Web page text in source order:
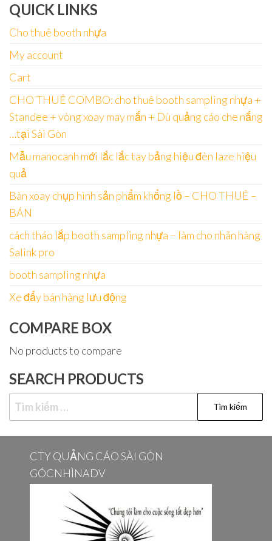
QUICK LINKS
Cho thuê booth nhựa
My account
Cart
CHO THUÊ COMBO: cho thuê booth sampling nhựa +
Standee + vòng xoay may mắn + Dù quảng cáo che nắng
…tại Sài Gòn
Mẫu manocanh mới lắc lắc tay bảng hiệu đèn laze hiệu
quả
Bàn xoay chụp hình sản phẩm khổng lồ – CHO THUÊ –
BÁN
cách tháo lắp booth sampling nhựa – làm cho nhãn hàng
Salink pro
booth sampling nhựa
Xe đẩy bán hàng lưu động
COMPARE BOX
No products to compare
SEARCH PRODUCTS
Tìm
kiếm
cho:
CTY QUẢNG CÁO SÀI GÒN
GÓCNHÌNADV